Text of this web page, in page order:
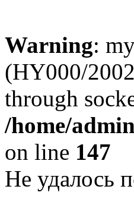
Warning:
(HY000/
through
/home/
on line 147
Не удалось